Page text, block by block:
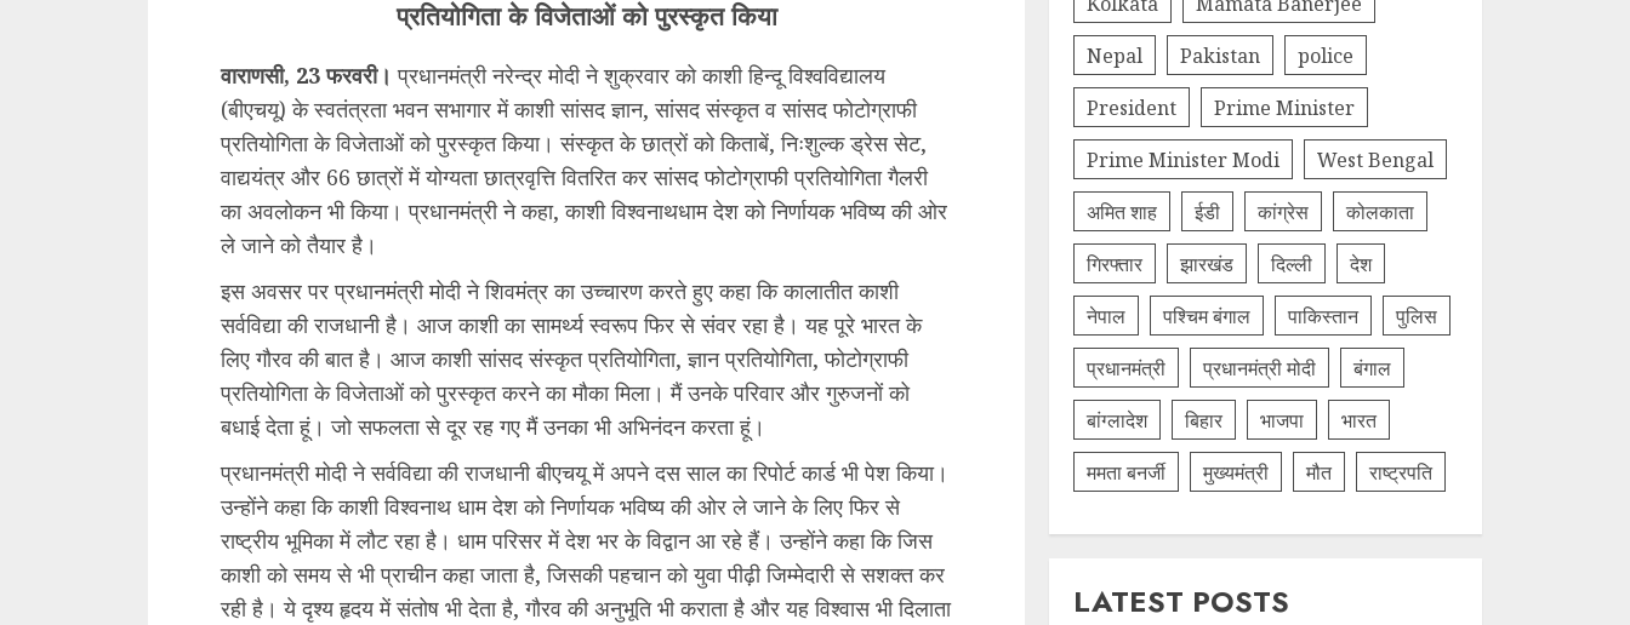
प्रतियोगिता के विजेताओं को पुरस्कृत किया
वाराणसी, 23 फरवरी। प्रधानमंत्री नरेन्द्र मोदी ने शुक्रवार को काशी हिन्दू विश्वविद्यालय
(बीएचयू) के स्वतंत्रता भवन सभागार में काशी सांसद ज्ञान, सांसद संस्कृत व सांसद फोटोग्राफी
प्रतियोगिता के विजेताओं को पुरस्कृत किया। संस्कृत के छात्रों को किताबें, निःशुल्क ड्रेस सेट,
वाद्ययंत्र और 66 छात्रों में योग्यता छात्रवृत्ति वितरित कर सांसद फोटोग्राफी प्रतियोगिता गैलरी
का अवलोकन भी किया। प्रधानमंत्री ने कहा, काशी विश्वनाथधाम देश को निर्णायक भविष्य की ओर
ले जाने को तैयार है।
इस अवसर पर प्रधानमंत्री मोदी ने शिवमंत्र का उच्चारण करते हुए कहा कि कालातीत काशी
सर्वविद्या की राजधानी है। आज काशी का सामर्थ्य स्वरूप फिर से संवर रहा है। यह पूरे भारत के
लिए गौरव की बात है। आज काशी सांसद संस्कृत प्रतियोगिता, ज्ञान प्रतियोगिता, फोटोग्राफी
प्रतियोगिता के विजेताओं को पुरस्कृत करने का मौका मिला। मैं उनके परिवार और गुरुजनों को
बधाई देता हूं। जो सफलता से दूर रह गए मैं उनका भी अभिनंदन करता हूं।
प्रधानमंत्री मोदी ने सर्वविद्या की राजधानी बीएचयू में अपने दस साल का रिपोर्ट कार्ड भी पेश किया।
उन्होंने कहा कि काशी विश्वनाथ धाम देश को निर्णायक भविष्य की ओर ले जाने के लिए फिर से
राष्ट्रीय भूमिका में लौट रहा है। धाम परिसर में देश भर के विद्वान आ रहे हैं। उन्होंने कहा कि जिस
काशी को समय से भी प्राचीन कहा जाता है, जिसकी पहचान को युवा पीढ़ी जिम्मेदारी से सशक्त कर
रही है। ये दृश्य हृदय में संतोष भी देता है, गौरव की अनुभूति भी कराता है और यह विश्वास भी दिलाता
Nepal
Pakistan
police
President
Prime Minister
Prime Minister Modi
West Bengal
अमित शाह
ईडी कांग्रेस
कोलकाता
गिरफ्तार
झारखंड दिल्‍ली
देश
नेपाल
पश्चिम बंगाल पाकिस्तान
पुलिस
प्रधानमंत्री
प्रधानमंत्री मोदी
बंगाल
बांग्लादेश
बिहार भाजपा
भारत
ममता बनर्जी
मुख्यमंत्री मौत राष्ट्रपति
LATEST POSTS